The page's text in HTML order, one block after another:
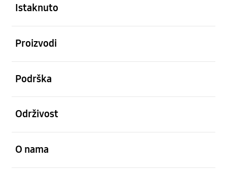
Istaknuto
Proizvodi
Podrška
Održivost
O nama